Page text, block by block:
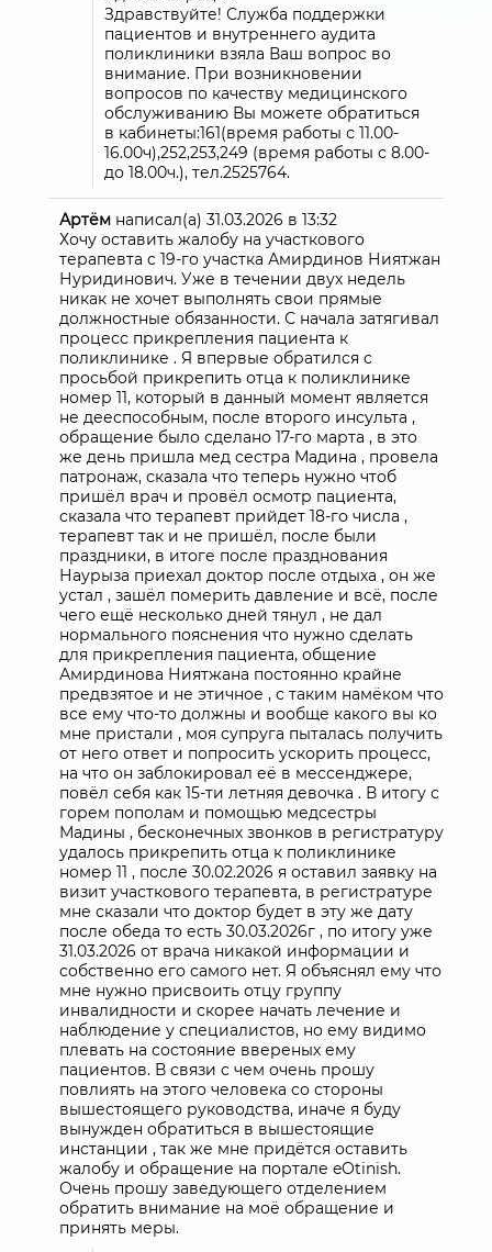
Здравствуйте! Служба поддержки
пациентов и внутреннего аудита
поликлиники взяла Ваш вопрос во
внимание. При возникновении
вопросов по качеству медицинского
обслуживанию Вы можете обратиться
в кабинеты:161(время работы с 11.00-
16.00ч),252,253,249 (время работы с 8.00-
до 18.00ч.), тел.2525764.
Артём написал(а) 31.03.2026 в 13:32
Хочу оставить жалобу на участкового
терапевта с 19-го участка Амирдинов Ниятжан
Нуридинович. Уже в течении двух недель
никак не хочет выполнять свои прямые
должностные обязанности. С начала затягивал
процесс прикрепления пациента к
поликлинике . Я впервые обратился с
просьбой прикрепить отца к поликлинике
номер 11, который в данный момент является
не дееспособным, после второго инсульта ,
обращение было сделано 17-го марта , в это
же день пришла мед сестра Мадина , провела
патронаж, сказала что теперь нужно чтоб
пришёл врач и провёл осмотр пациента,
сказала что терапевт прийдет 18-го числа ,
терапевт так и не пришёл, после были
праздники, в итоге после празднования
Наурыза приехал доктор после отдыха , он же
устал , зашёл померить давление и всё, после
чего ещё несколько дней тянул , не дал
нормального пояснения что нужно сделать
для прикрепления пациента, общение
Амирдинова Ниятжана постоянно крайне
предвзятое и не этичное , с таким намёком что
все ему что-то должны и вообще какого вы ко
мне пристали , моя супруга пыталась получить
от него ответ и попросить ускорить процесс,
на что он заблокировал её в мессенджере,
повёл себя как 15-ти летняя девочка . В итогу с
горем пополам и помощью медсестры
Мадины , бесконечных звонков в регистратуру
удалось прикрепить отца к поликлинике
номер 11 , после 30.02.2026 я оставил заявку на
визит участкового терапевта, в регистратуре
мне сказали что доктор будет в эту же дату
после обеда то есть 30.03.2026г , по итогу уже
31.03.2026 от врача никакой информации и
собственно его самого нет. Я объяснял ему что
мне нужно присвоить отцу группу
инвалидности и скорее начать лечение и
наблюдение у специалистов, но ему видимо
плевать на состояние ввереных ему
пациентов. В связи с чем очень прошу
повлиять на этого человека со стороны
вышестоящего руководства, иначе я буду
вынужден обратиться в вышестоящие
инстанции , так же мне придётся оставить
жалобу и обращение на портале eOtinish.
Очень прошу заведующего отделением
обратить внимание на моё обращение и
принять меры.